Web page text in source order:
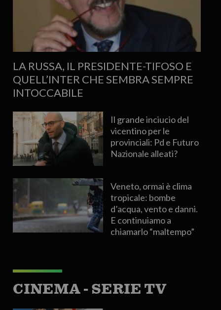
LA RUSSA, IL PRESIDENTE-TIFOSO E
QUELL’INTER CHE SEMBRA SEMPRE
INTOCCABILE
Il grande inciucio del
vicentino per le
provinciali: Pd e Futuro
Nazionale alleati?
Veneto, ormai è clima
tropicale: bombe
d’acqua, vento e danni.
E continuiamo a
chiamarlo “maltempo”
CINEMA - SERIE TV